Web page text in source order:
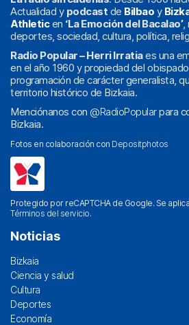
Actualidad y podcast de Bilbao y
Athleticen ‘La Emoción del Bacalao’,
deportes, sociedad, cultura, política,
Radio Popular – Herri Irratiaes una
en el año 1960 y propiedad del
programación de carácter generalista,
territorio histórico de Bizkaia.
Menciónanos con @RadioPopularpara
Bizkaia.
Fotos en colaboración con Depositphotos
Protegido por reCAPTCHA de Google. Se
Términos del servicio.
Noticias
Bizkaia
Ciencia y salud
Cultura
Deportes
Economía